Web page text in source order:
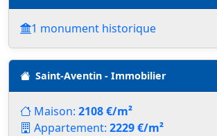
1 monument historique
Saint-Aventin - Immobilier
Maison: 2108 €/m²
Appartement: 2229 €/m²